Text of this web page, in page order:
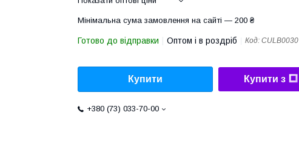
Мінімальна сума замовлення на сайті — 200 ₴
Готово до відправки Оптом і в роздріб Код: CULB0030
Купити Купити з
+380 (73) 033-70-00